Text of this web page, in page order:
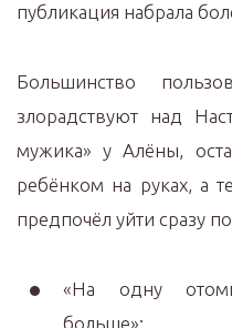
публикация набрала
Большинство
злорадствуют над
мужика» у Алёны,
ребёнком на руках, а
предпочёл уйти сразу
«На одну
больше»;